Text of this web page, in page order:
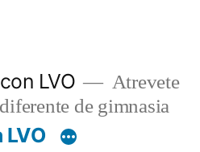
LVO
Atrevete
de gimnasia
LVO